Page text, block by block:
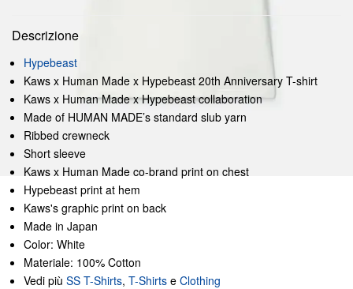
Descrizione
Hypebeast
Kaws x Human Made x Hypebeast 20th Anniversary T-shirt
Kaws x Human Made x Hypebeast collaboration
Made of HUMAN MADE’s standard slub yarn
Ribbed crewneck
Short sleeve
Kaws x Human Made co-brand print on chest
Hypebeast print at hem
Kaws's graphic print on back
Made in Japan
Color: White
Materiale: 100% Cotton
Vedi più SS T-Shirts, T-Shirts e Clothing